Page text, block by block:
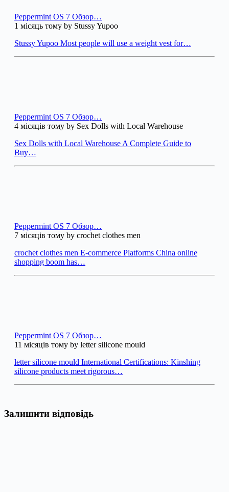
Peppermint OS 7 Обзор…
1 місяць тому by Stussy Yupoo
Stussy Yupoo Most people will use a weight vest for…
Peppermint OS 7 Обзор…
4 місяців тому by Sex Dolls with Local Warehouse
Sex Dolls with Local Warehouse A Complete Guide to
Buy…
Peppermint OS 7 Обзор…
7 місяців тому by crochet clothes men
crochet clothes men E-commerce Platforms China online
shopping boom has…
Peppermint OS 7 Обзор…
11 місяців тому by letter silicone mould
letter silicone mould International Certifications: Kinshing
silicone products meet rigorous…
Залишити відповідь